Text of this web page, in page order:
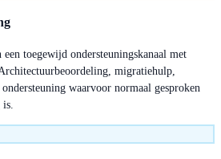
toegewijd ondersteuningskanaal met
migratiehulp,
waarvoor normaal gesproken